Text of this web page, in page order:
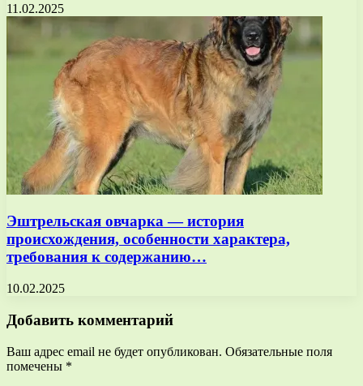
11.02.2025
Эштрельская овчарка — история
происхождения, особенности характера,
требования к содержанию…
10.02.2025
Добавить комментарий
Ваш адрес email не будет опубликован. Обязательные поля
помечены *